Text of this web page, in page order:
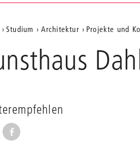
&
Studium Architektur Projekte und
per E-Mail weiterempfehlen
Seite auf Facebook